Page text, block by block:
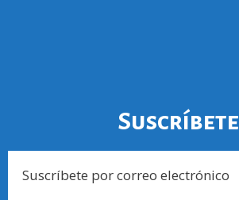
Suscríbete
Suscríbete por correo electrónico